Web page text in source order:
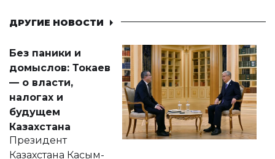
ДРУГИЕ НОВОСТИ
Без паники и
домыслов: Токаев
— о власти,
налогах и
будущем
Казахстана
Президент
Казахстана Касым-